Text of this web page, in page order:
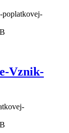
poplatkovej-
Vznik-